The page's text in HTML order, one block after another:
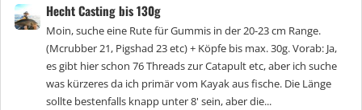
Hecht Casting bis 130g
Moin, suche eine Rute für Gummis in der 20-23 cm Range.
(Mcrubber 21, Pigshad 23 etc) + Köpfe bis max. 30g. Vorab: Ja,
es gibt hier schon 76 Threads zur Catapult etc, aber ich suche
was kürzeres da ich primär vom Kayak aus fische. Die Länge
sollte bestenfalls knapp unter 8' sein, aber die...